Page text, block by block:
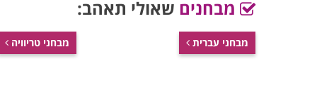
מבחנים שאולי תאהב:
מבחני עברית מבחני טריוויה